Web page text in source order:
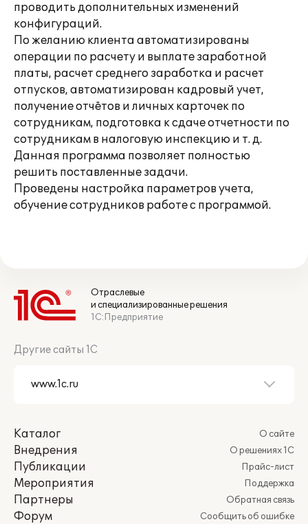
проводить дополнительных изменений
конфигураций.
По желанию клиента автоматизированы
операции по расчету и выплате заработной
платы, расчет среднего заработка и расчет
отпусков, автоматизирован кадровый учет,
получение отчётов и личных карточек по
сотрудникам, подготовка к сдаче отчетности по
сотрудникам в налоговую инспекцию и т. д.
Данная программа позволяет полностью
решить поставленные задачи.
Проведены настройка параметров учета,
обучение сотрудников работе с программой.
Отраслевые
и специализированные решения
1С:Предприятие
Другие сайты 1С
Каталог
Внедрения
Публикации
Мероприятия
Партнеры
Форум
О сайте
О решениях 1С
Прайс-лист
Поддержка
Обратная связь
Сообщить об ошибке